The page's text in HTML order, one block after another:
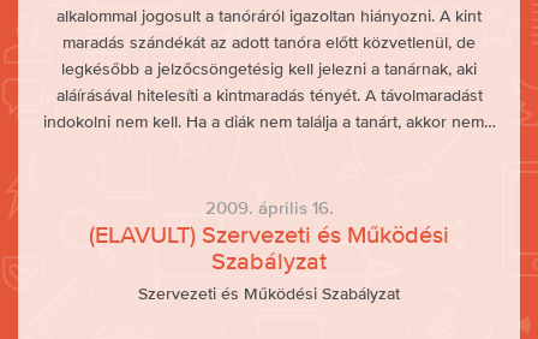
alkalommal jogosult a tanóráról igazoltan hiányozni. A kint
maradás szándékát az adott tanóra előtt közvetlenül, de
legkésőbb a jelzőcsöngetésig kell jelezni a tanárnak, aki
aláírásával hitelesíti a kintmaradás tényét. A távolmaradást
indokolni nem kell. Ha a diák nem találja a tanárt, akkor nem…
2009. április 16.
(ELAVULT) Szervezeti és Működési
Szabályzat
Szervezeti és Működési Szabályzat